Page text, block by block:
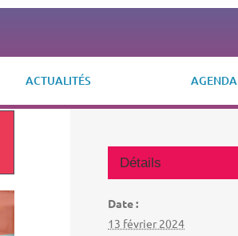
ACTUALITÉS AGENDA
Détails
Date :
13 février 2024